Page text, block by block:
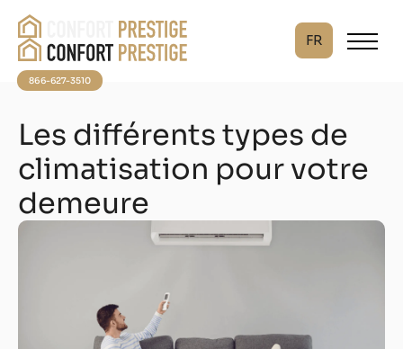
FR
866-627-3510
Les différents types de
climatisation pour votre
demeure